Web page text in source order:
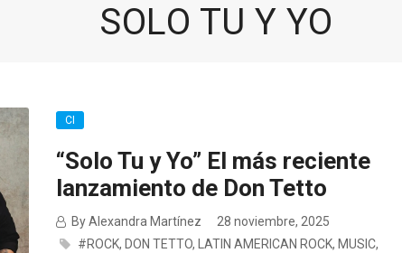
SOLO TU Y YO
CI
“Solo Tu y Yo” El más reciente
lanzamiento de Don Tetto
By Alexandra Martínez
28 noviembre, 2025
#ROCK, DON TETTO, LATIN AMERICAN ROCK, MUSIC,